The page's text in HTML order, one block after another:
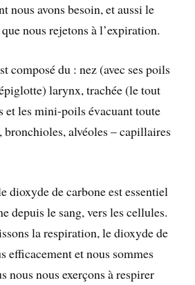
nous avons besoin, et aussi le
nous rejetons à l’expiration.
composé du : nez (avec ses poils
larynx, trachée (le tout
et les mini-poils évacuant toute
alvéoles – capillaires
dioxyde de carbone est essentiel
depuis le sang, vers les cellules.
la respiration, le dioxyde de
efficacement et nous sommes
nous nous exerçons à respirer